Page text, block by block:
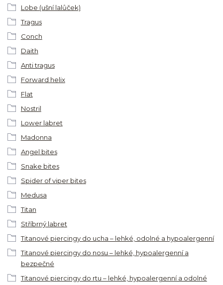
Lobe (ušní lalůček)
Tragus
Conch
Daith
Anti tragus
Forward helix
Flat
Nostril
Lower labret
Madonna
Angel bites
Snake bites
Spider of viper bites
Medusa
Titan
Stříbrný labret
Titanové piercingy do ucha – lehké, odolné a hypoalergenní
Titanové piercingy do nosu – lehké, hypoalergenní a
bezpečné
Titanové piercingy do rtu – lehké, hypoalergenní a odolné